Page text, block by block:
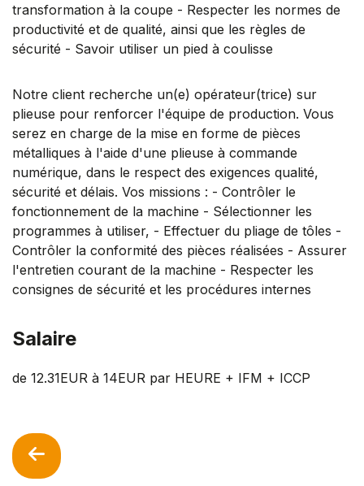
transformation à la coupe - Respecter les normes de
productivité et de qualité, ainsi que les règles de
sécurité - Savoir utiliser un pied à coulisse
Notre client recherche un(e) opérateur(trice) sur
plieuse pour renforcer l'équipe de production. Vous
serez en charge de la mise en forme de pièces
métalliques à l'aide d'une plieuse à commande
numérique, dans le respect des exigences qualité,
sécurité et délais. Vos missions : - Contrôler le
fonctionnement de la machine - Sélectionner les
programmes à utiliser, - Effectuer du pliage de tôles -
Contrôler la conformité des pièces réalisées - Assurer
l'entretien courant de la machine - Respecter les
consignes de sécurité et les procédures internes
Salaire
de 12.31EUR à 14EUR par HEURE + IFM + ICCP